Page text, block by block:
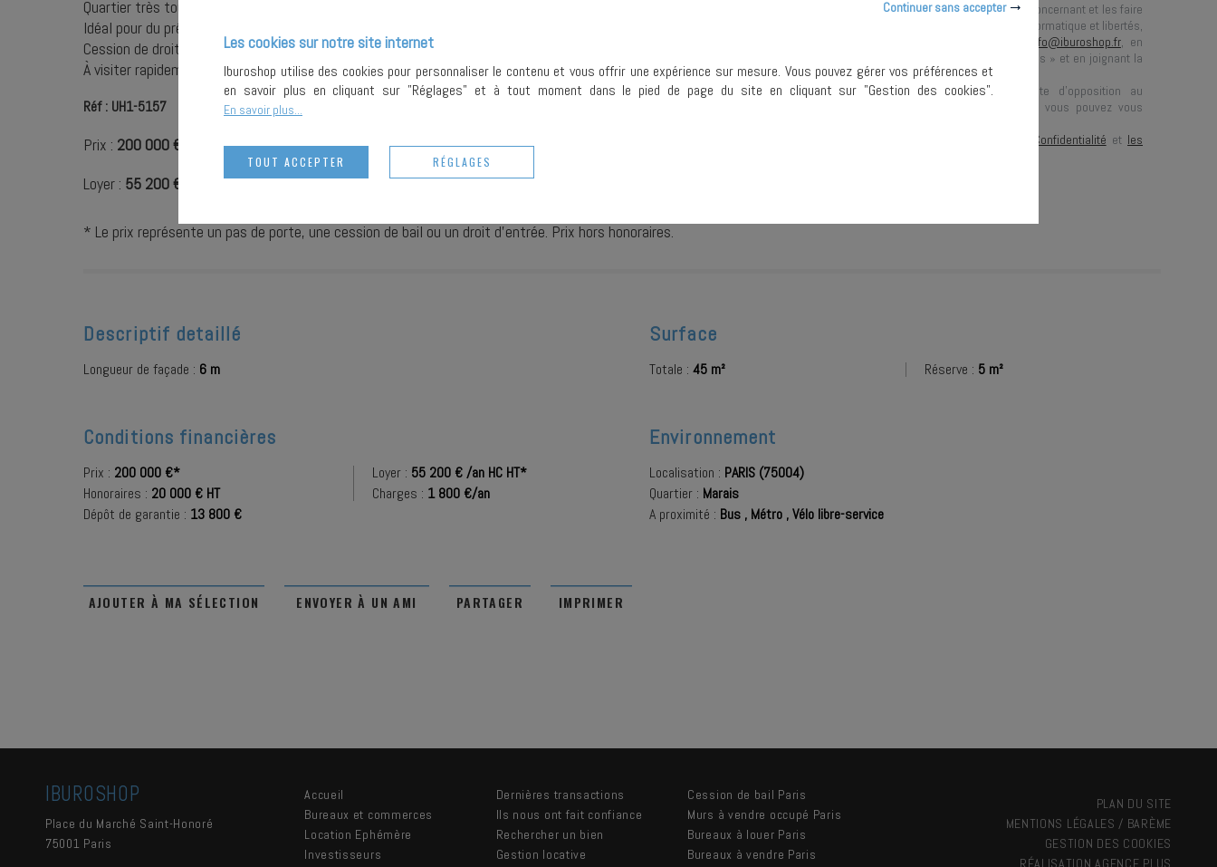
Quartier très touristique.
Idéal pour du prêt à porter, création de bijoux etc..
Cession de droit au bail 200 000€.
À visiter rapidement !!
Réf : UH1-5157
Prix : 200 000 €*
Loyer : 55 200 € /an HC HT*
* Le prix représente un pas de porte, une cession de bail ou un droit d'entrée. Prix hors honoraires.
Descriptif detaillé
Longueur de façade : 6 m
Surface
Totale : 45 m² Réserve : 5 m²
Conditions financières
Prix : 200 000 €*
Honoraires : 20 000 € HT
Dépôt de garantie : 13 800 €
Loyer : 55 200 € /an HC HT*
Charges : 1 800 €/an
Environnement
Localisation : PARIS (75004)
Quartier : Marais
A proximité : Bus , Métro ,Vélo libre-service
AJOUTER À MA SÉLECTION ENVOYER À UN AMI PARTAGER IMPRIMER
pouvez exercer votre droit d'accès aux données vous concernant et les faire
, Correspondant Informatique et libertés,
info@iburoshop.fr, en
précisant dans l’objet du courrier « Droit des personnes » et en joignant la
copie de votre justificatif d’identité.
¹ Nous vous informons de l’existence de la liste d’opposition au
démarchage téléphonique « BLOCTEL » sur laquelle vous pouvez vous
Confidentialité et les
IBUROSHOP
Place du Marché Saint-Honoré
75001 Paris
Accueil
Bureaux et commerces
Location Ephémère
Investisseurs
Dernières transactions
Ils nous ont fait confiance
Rechercher un bien
Gestion locative
Cession de bail Paris
Murs à vendre occupé Paris
Bureaux à louer Paris
Bureaux à vendre Paris
PLAN DU SITE
MENTIONS LÉGALES / BARÈME
GESTION DES COOKIES
RÉALISATIONAGENCE PLUS
Continuer sans accepter
Les cookies sur notre site internet
Iburoshop utilise des cookies pour personnaliser le contenu et vous offrir une expérience sur mesure. Vous pouvez gérer vos préférences et
en savoir plus en cliquant sur "Réglages" et à tout moment dans le pied de page du site en cliquant sur "Gestion des cookies".
En savoir plus...
TOUT ACCEPTER RÉGLAGES